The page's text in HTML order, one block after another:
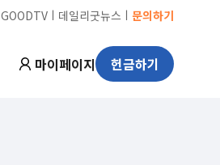
GOODTV ㅣ 데일리굿뉴스 ㅣ 문의하기
마이페이지 헌금하기